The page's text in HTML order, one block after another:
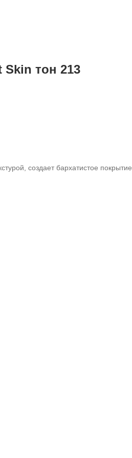
Skin тон 213
создает бархатистое